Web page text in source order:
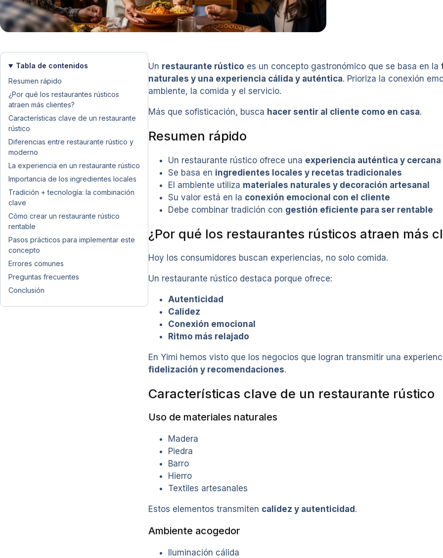
Tabla de contenidos
Resumen rápido
¿Por qué los restaurantes rústicos
atraen más clientes?
Características clave de un restaurante
rústico
Diferencias entre restaurante rústico y
moderno
La experiencia en un restaurante rústico
Importancia de los ingredientes locales
Tradición + tecnología: la combinación
clave
Cómo crear un restaurante rústico
rentable
Pasos prácticos para implementar este
concepto
Errores comunes
Preguntas frecuentes
Conclusión
Un restaurante rústico es un concepto gastronómico que se basa en la
naturales y una experiencia cálida y auténtica. Prioriza la conexión
ambiente, la comida y el servicio.
Más que sofisticación, busca hacer sentir al cliente como en casa.
Resumen rápido
Un restaurante rústico ofrece una experiencia auténtica y cercana
Se basa en ingredientes locales y recetas tradicionales
El ambiente utiliza materiales naturales y decoración artesanal
Su valor está en la conexión emocional con el cliente
Debe combinar tradición con gestión eficiente para ser rentable
¿Por qué los restaurantes rústicos atraen más
Hoy los consumidores buscan experiencias, no solo comida.
Un restaurante rústico destaca porque ofrece:
Autenticidad
Calidez
Conexión emocional
Ritmo más relajado
En Yimi hemos visto que los negocios que logran transmitir una
fidelización y recomendaciones.
Características clave de un restaurante rústico
Uso de materiales naturales
Madera
Piedra
Barro
Hierro
Textiles artesanales
Estos elementos transmiten calidez y autenticidad .
Ambiente acogedor
Iluminación cálida